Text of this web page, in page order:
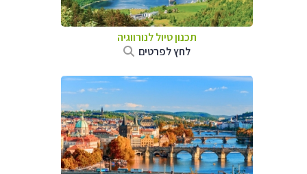
תכנון טיול לנורווגיה
לחץ לפרטים